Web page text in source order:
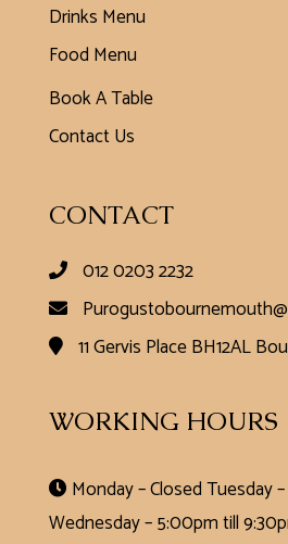
Drinks Menu
Food Menu
Book A Table
Contact Us
CONTACT
012 0203 2232
11 Gervis Place BH12AL
WORKING HOURS
Monday – ClosedTuesday
Wednesday – 5:00pm till